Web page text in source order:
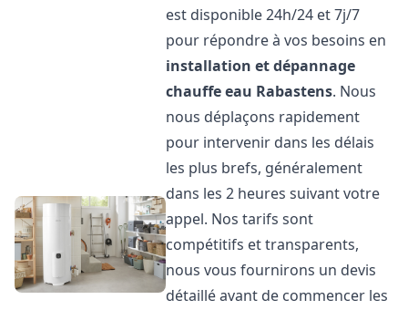
est disponible 24h/24 et 7j/7
pour répondre à vos besoins en
installation et dépannage
chauffe eau Rabastens. Nous
nous déplaçons rapidement
pour intervenir dans les délais
les plus brefs, généralement
dans les 2 heures suivant votre
appel. Nos tarifs sont
compétitifs et transparents,
nous vous fournirons un devis
détaillé avant de commencer les